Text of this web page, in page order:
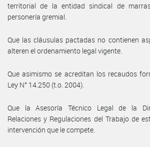
territorial de la entidad sindical de
personería gremial.
Que las cláusulas pactadas no contienen
alteren el ordenamiento legal vigente.
Que asimismo se acreditan los recaudos
Ley N° 14.250 (t.o. 2004).
Que la Asesoría Técnico Legal de la
Relaciones y Regulaciones del Trabajo de
intervención que le compete.